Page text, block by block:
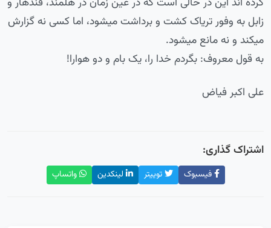
زابل به وفور تریاک کشت و برداشت میشود، اما کسی نه گزارش
میکند و نه مانع میشود.
به قول معروف: بگردم خدا را، یک بام و دو هوارا!
علی اکبر فیاض
اشتراک گذاری:
فیسبوک توییتر لینکدین واتساپ